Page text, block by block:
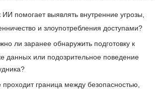
ИИ помогает выявлять внутренние угрозы,
и злоупотребления доступами?
ли заранее обнаружить подготовку к
данных или подозрительное поведение
проходит граница между безопасностью,